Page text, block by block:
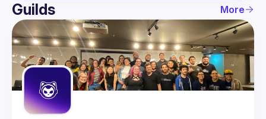
User
Events
Guilds
Guilds More